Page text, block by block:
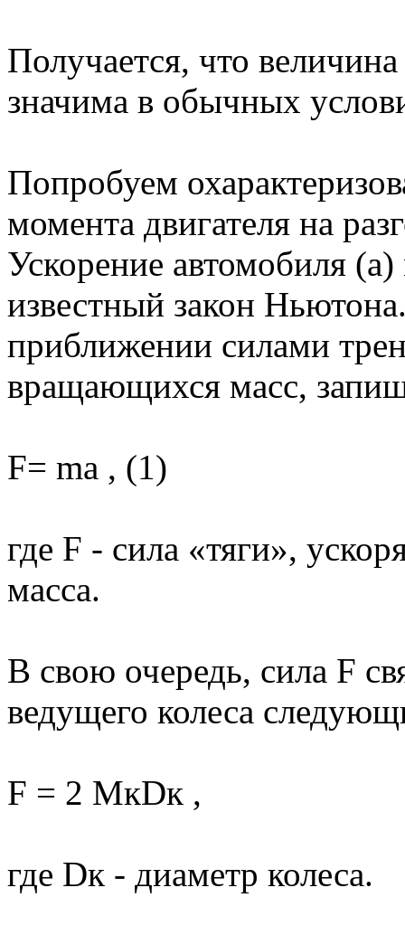
Получается, что
значима в обычных
Попробуем
момента двигателя на
Ускорение автомобиля
известный закон
приближении силами
вращающихся масс,
F= ma , (1)
где F - сила «тяги»,
масса.
В свою очередь, сила F
ведущего колеса
F = 2 MкDк ,
где Dк - диаметр колеса.